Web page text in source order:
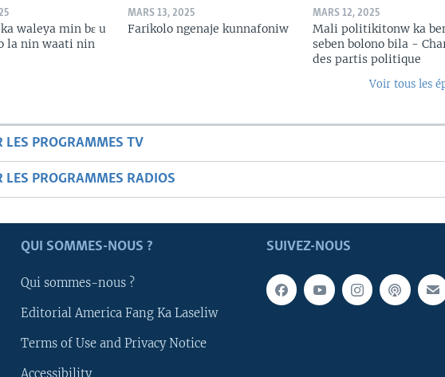
waleya min bɛ u
la nin waati nin
MARS 13, 2025
Farikolo ngenaje kunnafoniw
MARS 12, 2025
Mali politikitonw ka
seben bolono bila -
des partis politique
Voir tous les
LES PROGRAMMES TV
LES PROGRAMMES RADIOS
SUIVEZ-NOUS
QUI SOMMES-NOUS ?
Qui sommes-nous ?
Editorial America Fang Ka Laseliw
Terms of Use and Privacy Notice
Accessibility